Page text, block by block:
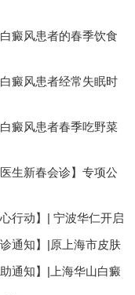
癜风患者的春季饮食
癜风患者经常失眠时
癜风患者春季吃野菜
医生新春会诊】专项公
心行动】| 宁波华仁开启
诊通知】|原上海市皮肤
助通知】|上海华山白癜